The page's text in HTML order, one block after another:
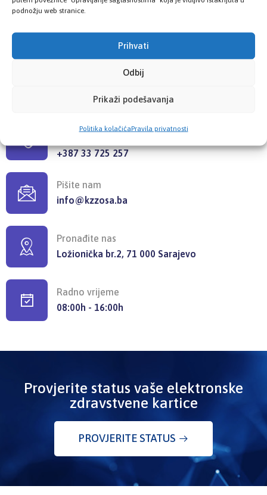
podnožju web stranice.
Prihvati
Odbij
Prikaži podešavanja
Politika kolačićaPravila privatnosti
Pozovite nas
+387 33 725 257
Pišite nam
info@kzzosa.ba
Pronađite nas
Ložionička br.2, 71 000 Sarajevo
Radno vrijeme
08:00h - 16:00h
Provjerite status vaše elektronske
zdravstvene kartice
PROVJERITE STATUS